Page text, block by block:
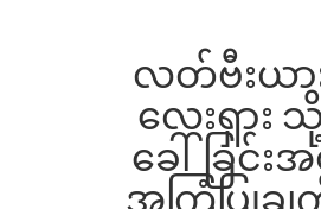
လတ်ဗီးယာ
လေးရှား
ခေါ်ခြင်
အကြံပြုချ